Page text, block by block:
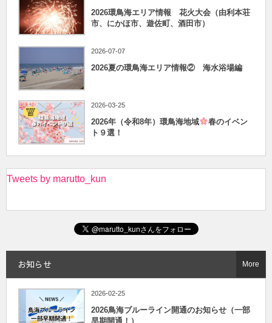
2026環鳥海エリア情報 花火大会（由利本荘
市、にかほ市、遊佐町、酒田市）
2026-07-07
2026夏の環鳥海エリア情報② 海水浴場編
2026-03-25
2026年（令和8年）環鳥海地域
春のイベン
ト９選！
Tweets by marutto_kun
お知らせ
2026-02-25
2026鳥海ブルーライン開通のお知らせ（一部
早期開通！）
More